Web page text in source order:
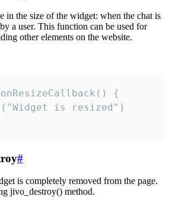
in the size of the widget: when the chat is
a user. This function can be used for
other elements on the website.
{
is resized")
#
is completely removed from the page.
jivo_destroy() method.